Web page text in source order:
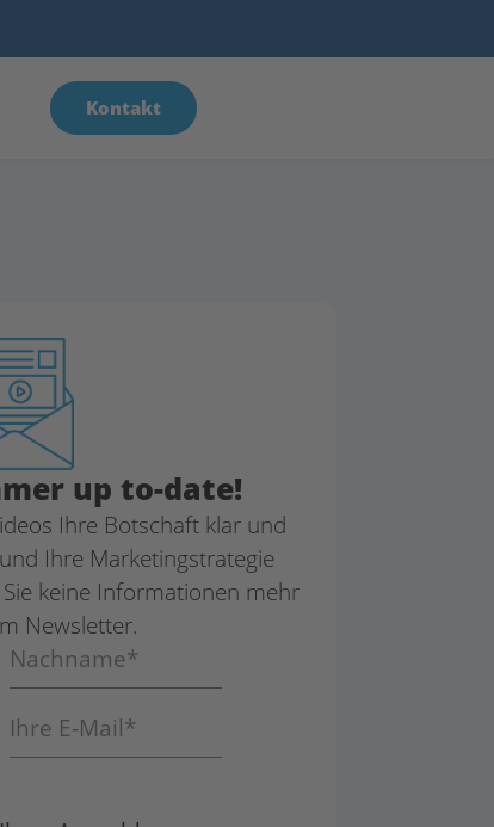
Kontakt
up to-date!
Ihre Botschaft klar und
Ihre Marketing­strategie
keine Informationen mehr
Newsletter.